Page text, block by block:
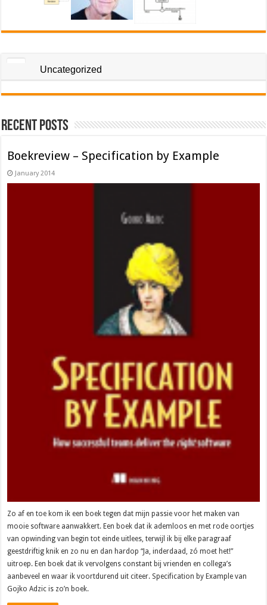
Uncategorized
Recent Posts
Boekreview – Specification by Example
January 2014
Zo af en toe kom ik een boek tegen dat mijn passie voor het maken van
mooie software aanwakkert. Een boek dat ik ademloos en met rode oortjes
van opwinding van begin tot einde uitlees, terwijl ik bij elke paragraaf
geestdriftig knik en zo nu en dan hardop “Ja, inderdaad, zó moet het!”
uitroep. Een boek dat ik vervolgens constant bij vrienden en collega’s
aanbeveel en waar ik voortdurend uit citeer. Specification by Example van
Gojko Adzic is zo’n boek.